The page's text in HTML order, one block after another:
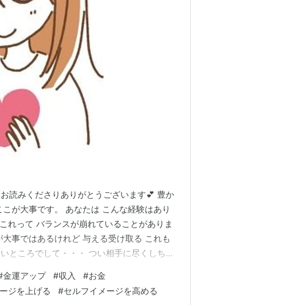
読みくださりありがとうございます💕 豊か
が大事です。 あなたは こんな経験はあり
れって バランスが崩れていることがありま
事ではあるけれど 与える受け取る これも
ところでして・・・ つい相手に尽くしちゃ
ってる以上に 自分の方が尽くしてしまう
金運アップ #収入 #お金
ジを上げる #セルフイメージを高める